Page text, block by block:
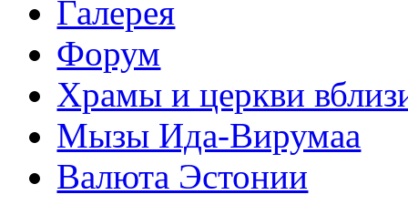
Галерея
Форум
Храмы и церкви
Мызы Ида-Вирумаа
Валюта Эстонии